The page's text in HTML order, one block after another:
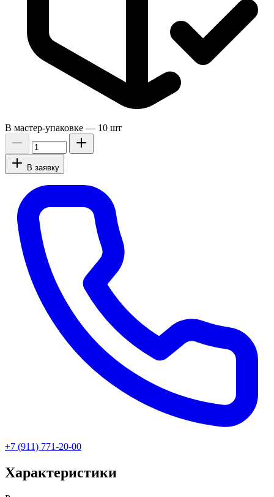
В мастер-упаковке — 10 шт
В заявку
+7 (911) 771-20-00
Характеристики